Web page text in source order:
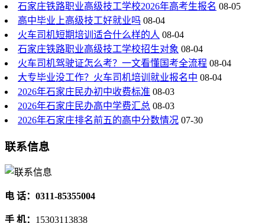
石家庄铁路职业高级技工学校2026年高考生报名 08-05
高中毕业上高级技工好就业吗 08-04
火车司机短期培训适合什么样的人 08-04
石家庄铁路职业高级技工学校招生对象 08-04
火车司机驾驶证怎么考？一文看懂国考全流程 08-04
大专毕业没工作？火车司机培训就业报名中 08-04
2026年石家庄民办初中收费标准 08-03
2026年石家庄民办高中学费汇总 08-03
2026年石家庄排名前五的高中分数情况 07-30
联系信息
电 话：0311-85355004
手 机： 15303113838